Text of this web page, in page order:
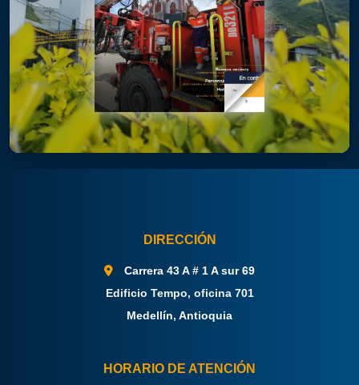
DIRECCIÓN
Carrera 43 A # 1 A sur 69
Edificio Tempo, oficina 701
Medellín, Antioquia
HORARIO DE ATENCIÓN